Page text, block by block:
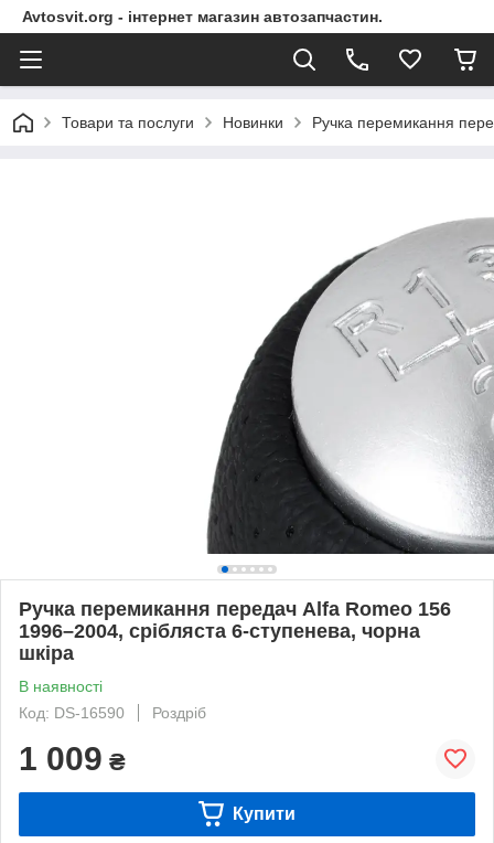
Avtosvit.org - інтернет магазин автозапчастин.
Товари та послуги Новинки Ручка перемикання
Ручка перемикання передач Alfa Romeo 156
1996–2004, срібляста 6-ступенева, чорна
шкіра
В наявності
Код: DS-16590
Роздріб
1 009 ₴
Купити